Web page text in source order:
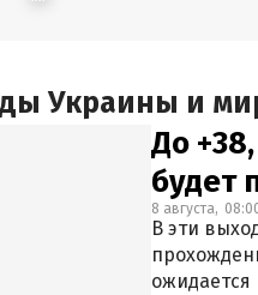
Украины и
До
будет
8 августа,
В эти